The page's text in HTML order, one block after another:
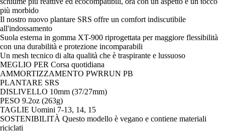
più morbido
Il nostro nuovo plantare SRS offre un comfort indiscutibile
all'indossamento
Suola esterna in gomma XT-900 riprogettata per maggiore flessibilità
con una durabilità e protezione incomparabili
Un mesh tecnico di alta qualità che è traspirante e lussuoso
MEGLIO PER Corsa quotidiana
AMMORTIZZAMENTO PWRRUN PB
PLANTARE SRS
DISLIVELLO 10mm (37/27mm)
PESO 9.2oz (263g)
TAGLIE Uomini 7-13, 14, 15
SOSTENIBILITÀ Questo modello è vegano e contiene materiali
riciclati